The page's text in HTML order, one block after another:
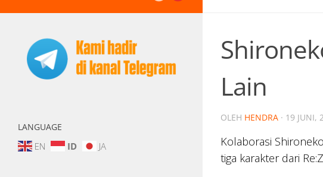
Lain
OLEH HENDRA · 19 JUNI,
Kolaborasi
tiga karakter dari
LANGUAGE
EN ID JA